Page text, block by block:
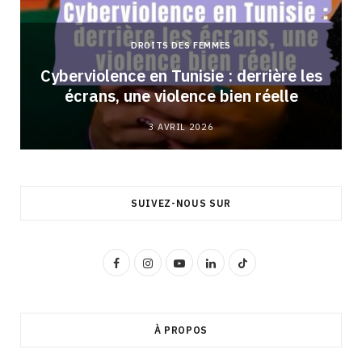
DROITS DES FEMMES
Cyberviolence en Tunisie : derrière les
écrans, une violence bien réelle
3 AVRIL 2026
SUIVEZ-NOUS SUR
F
I
Y
L
T
À PROPOS